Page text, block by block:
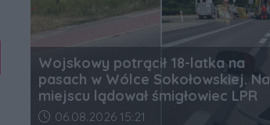
Wojskowy potrącił 18-latka na
pasach w Wólce Sokołowskiej. Na
miejscu lądował śmigłowiec LPR
Data dodania artykułu:
06.08.2026 15:21